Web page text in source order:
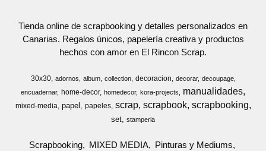
Tienda online de scrapbooking y detalles personalizados en
Canarias. Regalos únicos, papelería creativa y productos
hechos con amor en El Rincon Scrap.
30x30 adornos album collection decoracion decorar
decoupage
encuadernar
home-decor homedecor kora-projects manualidades
mixed-media papel papeles scrap scrapbook scrapbooking
set stamperia
Scrapbooking MIXED MEDIA
Pinturas y Mediums